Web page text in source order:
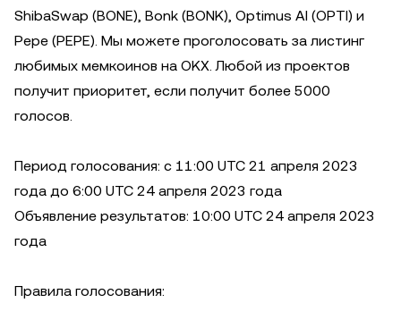
ShibaSwap (BONE), Bonk (BONK), Optimus AI (OPTI) и
Pepe (PEPE). Мы можете проголосовать за листинг
любимых мемкоинов на OKX. Любой из проектов
получит приоритет, если получит более 5000
голосов.
Период голосования: с 11:00 UTC 21 апреля 2023
года до 6:00 UTC 24 апреля 2023 года
Объявление результатов: 10:00 UTC 24 апреля 2023
года
Правила голосования: